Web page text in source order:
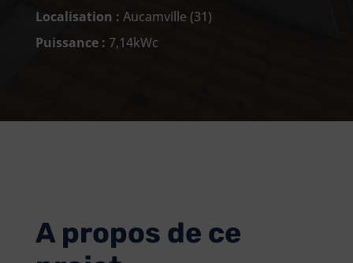
Localisation : Aucamville (31)
Puissance : 7,14kWc
A propos de ce